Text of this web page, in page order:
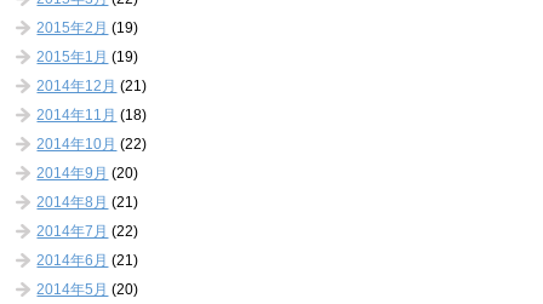
2015年2月 (19)
2015年1月 (19)
2014年12月 (21)
2014年11月 (18)
2014年10月 (22)
2014年9月 (20)
2014年8月 (21)
2014年7月 (22)
2014年6月 (21)
2014年5月 (20)